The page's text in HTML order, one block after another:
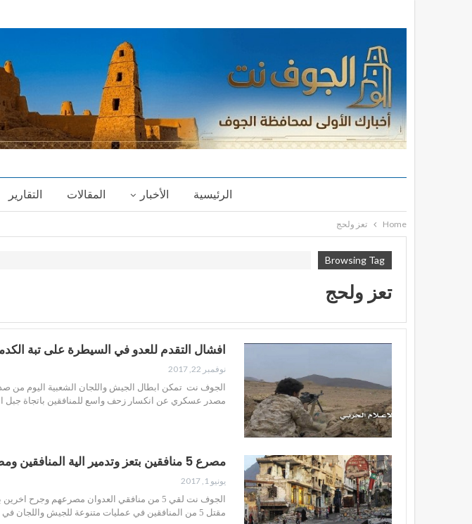
الرئيسية الأخبار المقالات التقارير
Home تعز ولحج
Browsing Tag
تعز ولحج
افشال التقدم للعدو في السيطرة على تبة
نوفمبر 22, 2017
الجوف نت تمكن ابطال الجيش واللجان الشعبية اليوم من
مصدر عسكري عن انكسار زحف واسع للمنافقين باتجاة جبل
مصرع 5 منافقين بتعز وتدمير الية المنافقين ومصرع طاقمها بلحج
يونيو 1, 2017
الجوف نت لقي 5 من منافقي العدوان مصرعهم
مقتل 5 من المنافقين في عمليات متنوعة للجيش واللجان في الجحملية ووادي صالة. وفي محافظة لقي…